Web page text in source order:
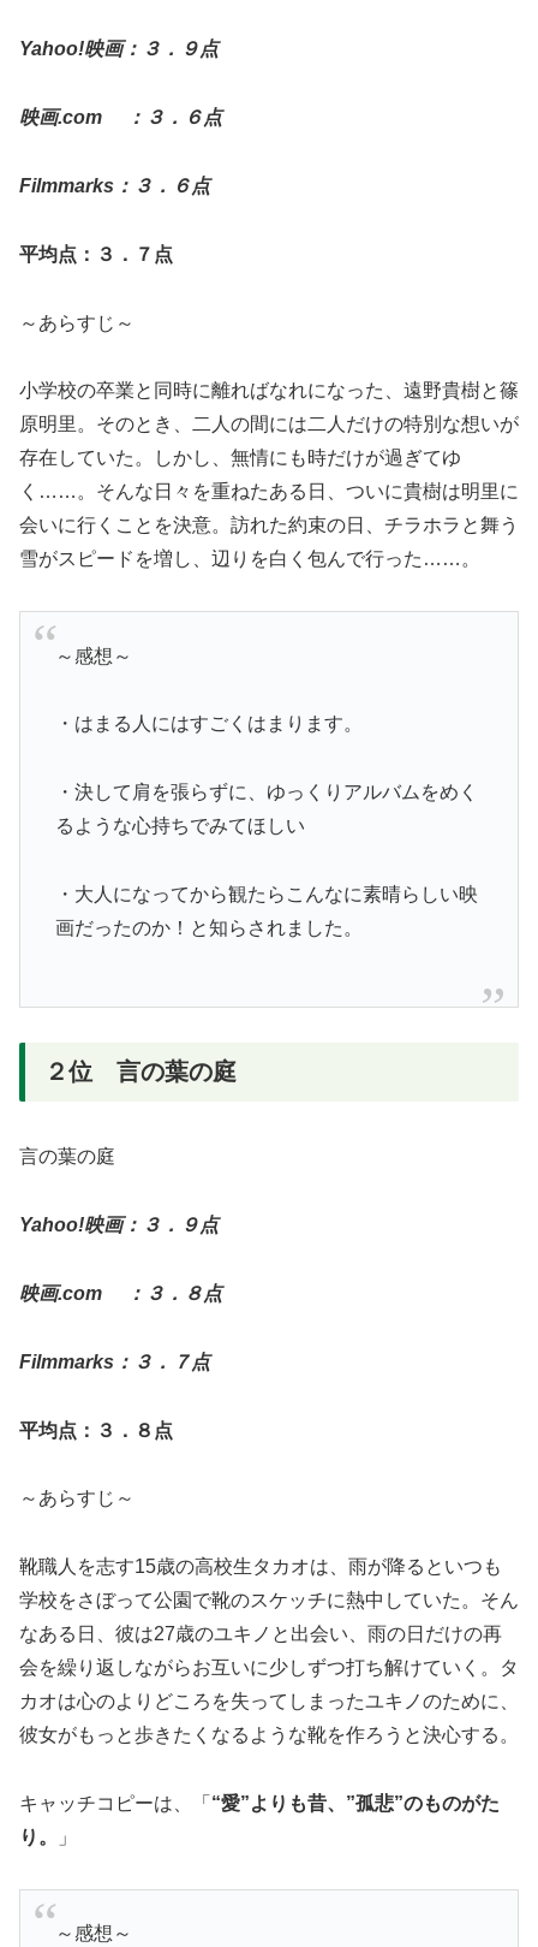
Yahoo!映画：３．９点
映画.com ：３．６点
Filmmarks：３．６点
平均点：３．７点
～あらすじ～
小学校の卒業と同時に離ればなれになった、遠野貴樹と篠
原明里。そのとき、二人の間には二人だけの特別な想いが
存在していた。しかし、無情にも時だけが過ぎてゆ
く……。そんな日々を重ねたある日、ついに貴樹は明里に
会いに行くことを決意。訪れた約束の日、チラホラと舞う
雪がスピードを増し、辺りを白く包んで行った……。
～感想～
・はまる人にはすごくはまります。
・決して肩を張らずに、ゆっくりアルバムをめく
るような心持ちでみてほしい
・大人になってから観たらこんなに素晴らしい映
画だったのか！と知らされました。
２位 言の葉の庭
言の葉の庭
Yahoo!映画：３．９点
映画.com ：３．８点
Filmmarks：３．７点
平均点：３．８点
～あらすじ～
靴職人を志す15歳の高校生タカオは、雨が降るといつも
学校をさぼって公園で靴のスケッチに熱中していた。そん
なある日、彼は27歳のユキノと出会い、雨の日だけの再
会を繰り返しながらお互いに少しずつ打ち解けていく。タ
カオは心のよりどころを失ってしまったユキノのために、
彼女がもっと歩きたくなるような靴を作ろうと決心する。
キャッチコピーは、「 “愛”よりも昔、”孤悲”のものがた
り。
」
～感想～